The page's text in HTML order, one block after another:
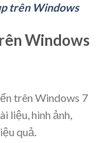
trên Windows
Windows
trên Windows 7
liệu, hình ảnh,
quả.